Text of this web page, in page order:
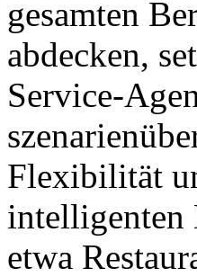
gesamten
abdecken,
Service-
Flexibilität
intelligenten
etwa